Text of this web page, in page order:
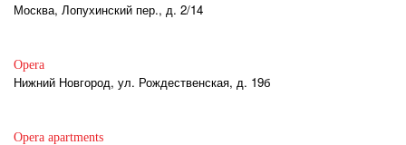
Москва, Лопухинский пер., д. 2/14
Opera
Нижний Новгород, ул. Рождественская, д. 19б
Opera apartments